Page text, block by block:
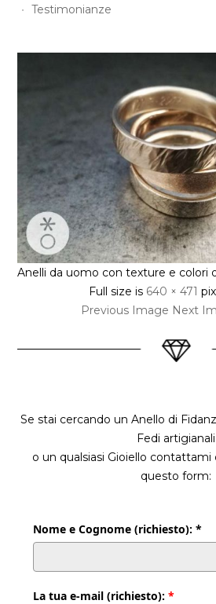
Testimonianze
Anelli da uomo con texture e colori
Full size is 640 × 471
Previous Image Next
Se stai cercando un Anello di
Fedi artigianali
o un qualsiasi Gioiello contattami
questo form:
Nome e Cognome (richiesto): *
La tua e-mail (richiesto):*